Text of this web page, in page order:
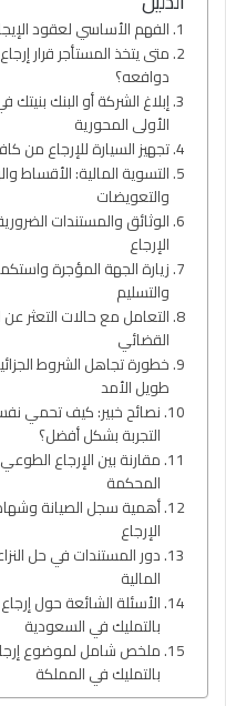
الفهم الأساسي لعقود
متى يتخذ المستأجر قرار
دوافعه؟
إبلاغ الشركة أو البنك بنيتك
الأولى المحورية
تجهيز السيارة للإرجاع من
التسوية المالية: الأقساط
والتعويضات
الوثائق والمستندات
الإرجاع
زيارة الجهة المؤجرة
والتسليم
التعامل مع حالات التعثر عن
القضائي
خطورة تجاهل الشروط
طويل الأمد
نصائح خبير: كيف تحمي
التجربة بشكل أفضل؟
مقارنة بين الإرجاع
المحكمة
أهمية سجل الصيانة
الإرجاع
دور المستندات في حل
المالية
الأسئلة الشائعة حول
بالتمليك في السعودية
ملخص شامل لموضوع
بالتمليك في المملكة